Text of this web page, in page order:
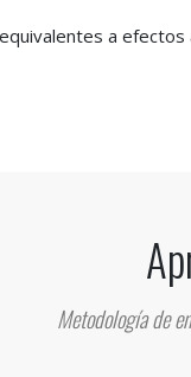
a efectos
Metodología de